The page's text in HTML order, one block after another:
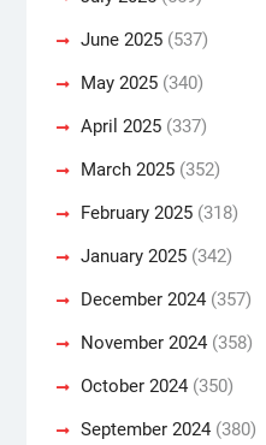
June 2025(537)
May 2025(340)
April 2025(337)
March 2025(352)
February 2025(318)
January 2025(342)
December 2024(357)
November 2024(358)
October 2024(350)
September 2024(380)